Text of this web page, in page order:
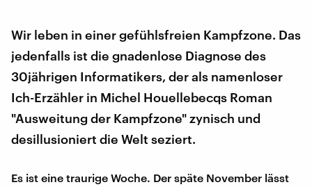
Wir leben in einer gefühlsfreien Kampfzone. Das
jedenfalls ist die gnadenlose Diagnose des
30jährigen Informatikers, der als namenloser
Ich-Erzähler in Michel Houellebecqs Roman
"Ausweitung der Kampfzone" zynisch und
desillusioniert die Welt seziert.
Es ist eine traurige Woche. Der späte November lässt